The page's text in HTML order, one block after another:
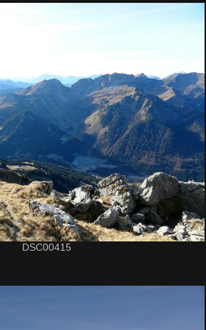
DSC00415